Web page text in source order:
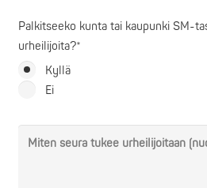
Palkitseeko kunta tai kaupunki SM-
urheilijoita?*
Kyllä
Ei